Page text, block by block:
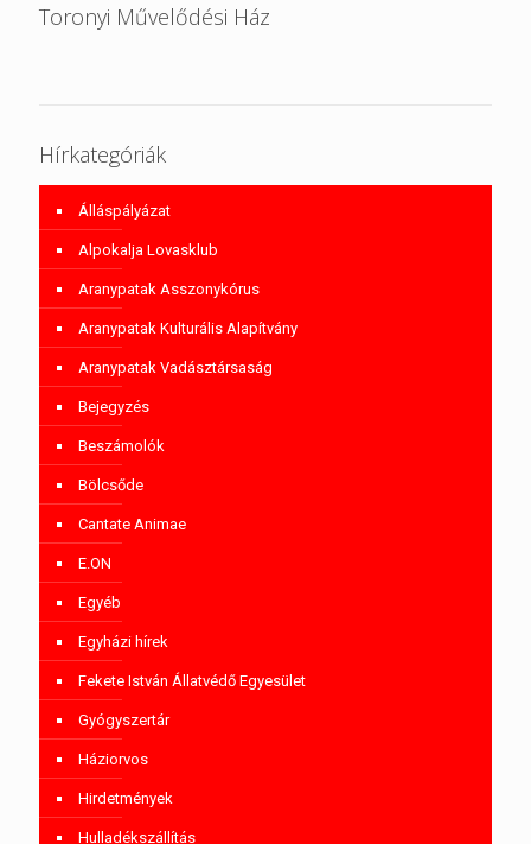
Toronyi Művelődési Ház
Hírkategóriák
Álláspályázat
Alpokalja Lovasklub
Aranypatak Asszonykórus
Aranypatak Kulturális Alapítvány
Aranypatak Vadásztársaság
Bejegyzés
Beszámolók
Bölcsőde
Cantate Animae
E.ON
Egyéb
Egyházi hírek
Fekete István Állatvédő Egyesület
Gyógyszertár
Háziorvos
Hirdetmények
Hulladékszállítás